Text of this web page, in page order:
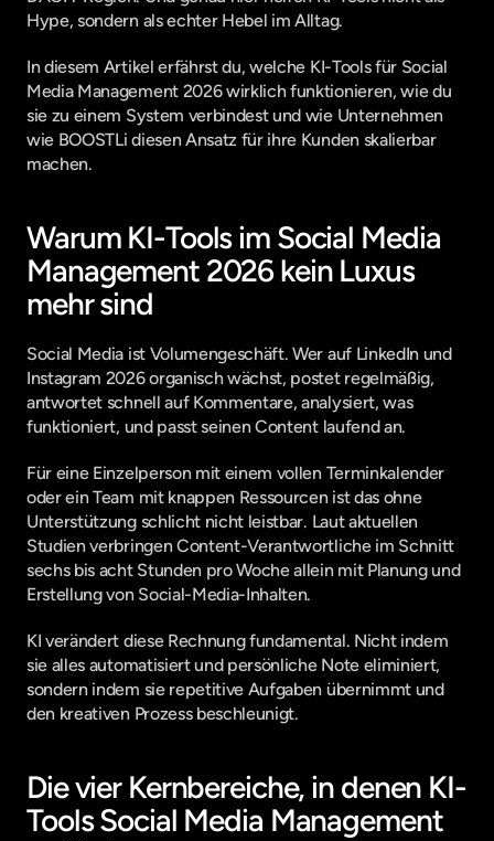
Hype, sondern als echter Hebel im Alltag.
In diesem Artikel erfährst du, welche KI-Tools für Social
Media Management 2026 wirklich funktionieren, wie du
sie zu einem System verbindest und wie Unternehmen
wie BOOSTLi diesen Ansatz für ihre Kunden skalierbar
machen.
Warum KI-Tools im Social Media
Management 2026 kein Luxus
mehr sind
Social Media ist Volumengeschäft. Wer auf LinkedIn und
Instagram 2026 organisch wächst, postet regelmäßig,
antwortet schnell auf Kommentare, analysiert, was
funktioniert, und passt seinen Content laufend an.
Für eine Einzelperson mit einem vollen Terminkalender
oder ein Team mit knappen Ressourcen ist das ohne
Unterstützung schlicht nicht leistbar. Laut aktuellen
Studien verbringen Content-Verantwortliche im Schnitt
sechs bis acht Stunden pro Woche allein mit Planung und
Erstellung von Social-Media-Inhalten.
KI verändert diese Rechnung fundamental. Nicht indem
sie alles automatisiert und persönliche Note eliminiert,
sondern indem sie repetitive Aufgaben übernimmt und
den kreativen Prozess beschleunigt.
Die vier Kernbereiche, in denen KI-
Tools Social Media Management